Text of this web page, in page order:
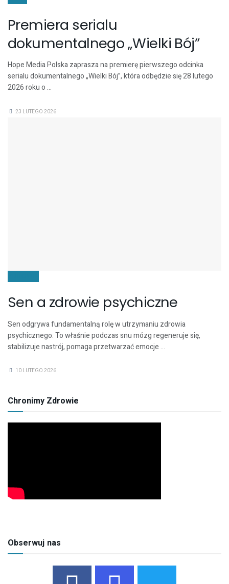
Premiera serialu
dokumentalnego „Wielki Bój”
Hope Media Polska zaprasza na premierę pierwszego odcinka
serialu dokumentalnego „Wielki Bój”, która odbędzie się 28 lutego
2026 roku o ...
23 LUTEGO 2026
Sen a zdrowie psychiczne
Sen odgrywa fundamentalną rolę w utrzymaniu zdrowia
psychicznego. To właśnie podczas snu mózg regeneruje się,
stabilizuje nastrój, pomaga przetwarzać emocje ...
10 LUTEGO 2026
Chronimy Zdrowie
Obserwuj nas